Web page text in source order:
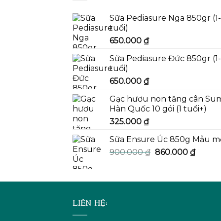
Sữa Pediasure Nga 850gr
tuổi)
650.000 ₫
Sữa Pediasure Đức 850gr (1-
tuổi)
650.000 ₫
Gạc hươu non tăng cân
Hàn Quốc 10 gói (1 tuổi+)
325.000 ₫
Sữa Ensure Úc 850g Mẫu
900.000₫ Giá
900.000 ₫.
860.000 ₫Giá
là:
LIÊN HỆ: